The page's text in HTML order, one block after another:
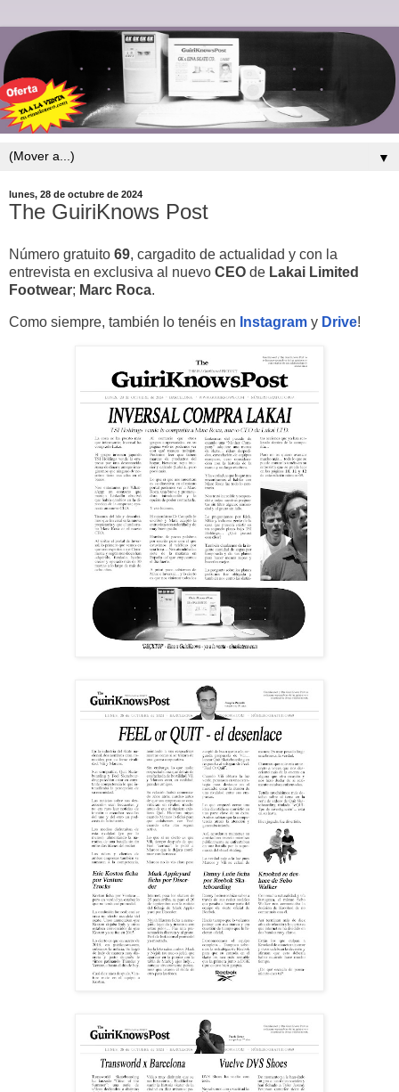
▼
lunes, 28 de octubre de 2024
The GuiriKnows Post
Número gratuito 69, cargadito de actualidad y con la
entrevista en exclusiva al nuevo CEO de Lakai Limited
Footwear; Marc Roca.
Como siempre, también lo tenéis en Instagram y Drive!